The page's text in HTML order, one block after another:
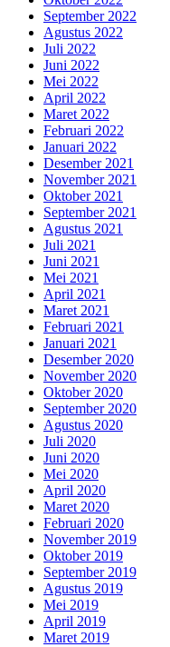
September 2022
Agustus 2022
Juli 2022
Juni 2022
Mei 2022
April 2022
Maret 2022
Februari 2022
Januari 2022
Desember 2021
November 2021
Oktober 2021
September 2021
Agustus 2021
Juli 2021
Juni 2021
Mei 2021
April 2021
Maret 2021
Februari 2021
Januari 2021
Desember 2020
November 2020
Oktober 2020
September 2020
Agustus 2020
Juli 2020
Juni 2020
Mei 2020
April 2020
Maret 2020
Februari 2020
November 2019
Oktober 2019
September 2019
Agustus 2019
Mei 2019
April 2019
Maret 2019